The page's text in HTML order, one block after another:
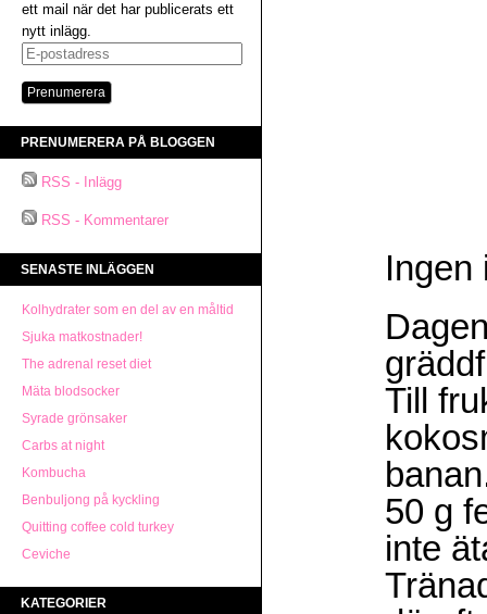
ett mail när det har publicerats ett
nytt inlägg.
E-
PRENUMERERA PÅ BLOGGEN
RSS - Inlägg
RSS - Kommentarer
SENASTE INLÄGGEN
Kolhydrater som en del av en måltid
Sjuka matkostnader!
The adrenal reset diet
Mäta blodsocker
Syrade grönsaker
Carbs at night
Kombucha
Benbuljong på kyckling
Quitting coffee cold turkey
Ceviche
KATEGORIER
Ingen
Till
50 g
inte